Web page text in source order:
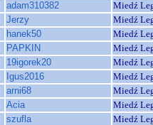
adam310382
Miedź
Jerzy
Miedź
hanek50
Miedź
PAPKIN
Miedź
19igorek20
Miedź
Igus2016
Miedź
arni68
Miedź
Acia
Miedź
szufla
Miedź